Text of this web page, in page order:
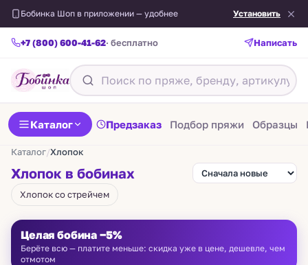
Бобинка Шоп в приложении — удобнее Установить
+7 (800) 600-41-62· бесплатно Написать
Каталог Предзаказ Подбор пряжи Образцы
Каталог/Хлопок
Хлопок в бобинах
Хлопок со стрейчем
Целая бобина −5%
Берёте всю — платите меньше: скидка уже в цене, дешевле, чем
отмотом